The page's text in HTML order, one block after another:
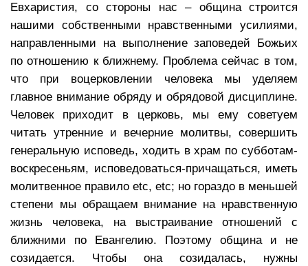
Евхаристия, со стороны нас – община строится
нашими собственными нравственными усилиями,
направленными на выполнение заповедей Божьих
по отношению к ближнему. Проблема сейчас в том,
что при воцерковлении человека мы уделяем
главное внимание обряду и обрядовой дисциплине.
Человек приходит в церковь, мы ему советуем
читать утренние и вечерние молитвы, совершить
генеральную исповедь, ходить в храм по субботам-
воскресеньям, исповедоваться-причащаться, иметь
молитвенное правило etc, etc; но гораздо в меньшей
степени мы обращаем внимание на нравственную
жизнь человека, на выстраивание отношений с
ближними по Евангелию. Поэтому община и не
созидается. Чтобы она созидалась, нужны